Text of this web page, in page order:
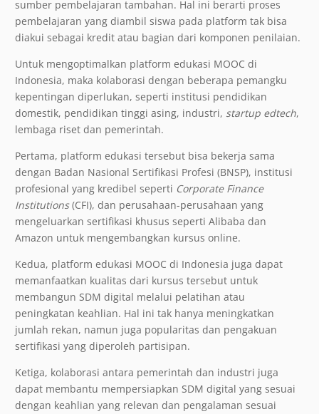
sumber pembelajaran tambahan. Hal ini berarti proses
pembelajaran yang diambil siswa pada platform tak bisa
diakui sebagai kredit atau bagian dari komponen penilaian.
Untuk mengoptimalkan platform edukasi MOOC di
Indonesia, maka kolaborasi dengan beberapa pemangku
kepentingan diperlukan, seperti institusi pendidikan
domestik, pendidikan tinggi asing, industri, startup edtech,
lembaga riset dan pemerintah.
Pertama, platform edukasi tersebut bisa bekerja sama
dengan Badan Nasional Sertifikasi Profesi (BNSP), institusi
profesional yang kredibel seperti Corporate Finance
Institutions(CFI), dan perusahaan-perusahaan yang
mengeluarkan sertifikasi khusus seperti Alibaba dan
Amazon untuk mengembangkan kursus online.
Kedua, platform edukasi MOOC di Indonesia juga dapat
memanfaatkan kualitas dari kursus tersebut untuk
membangun SDM digital melalui pelatihan atau
peningkatan keahlian. Hal ini tak hanya meningkatkan
jumlah rekan, namun juga popularitas dan pengakuan
sertifikasi yang diperoleh partisipan.
Ketiga, kolaborasi antara pemerintah dan industri juga
dapat membantu mempersiapkan SDM digital yang sesuai
dengan keahlian yang relevan dan pengalaman sesuai